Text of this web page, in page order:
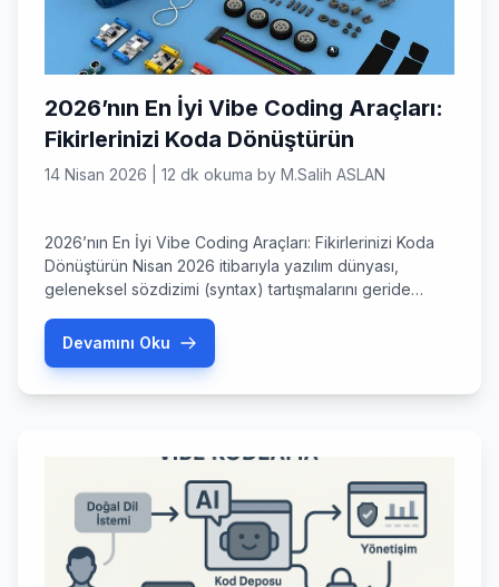
2026’nın En İyi Vibe Coding Araçları:
Fikirlerinizi Koda Dönüştürün
14 Nisan 2026 12 dk okuma by M.Salih ASLAN
2026’nın En İyi Vibe Coding Araçları: Fikirlerinizi Koda
Dönüştürün Nisan 2026 itibarıyla yazılım dünyası,
geleneksel sözdizimi (syntax) tartışmalarını geride
başında saatlerce hata ayıklamak yerine, sadece
projenin ‘vibes’ını (havasını ve niyetini) anlatarak çalışan
Devamını Oku